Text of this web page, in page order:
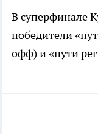
В суперфинале
победители
офф) и «пути